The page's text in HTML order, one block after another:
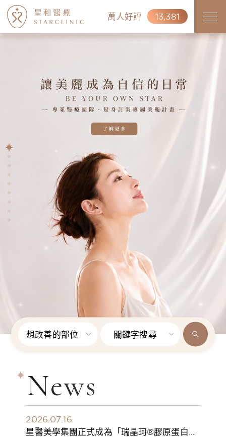
萬人好評 13,381
想改善的部位 關鍵字搜尋
News
2026.07.16
星醫美學集團正式成為「瑞晶珂®膠原蛋白植